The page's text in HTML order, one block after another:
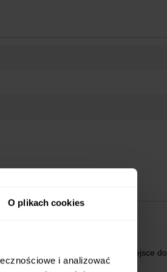
O plikach cookies
i analizować
do nauki oraz praktyczne miejsce do